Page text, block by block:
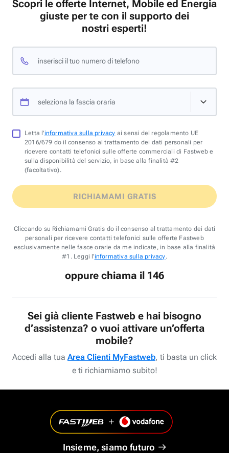
Scopri le offerte Internet, Mobile ed Energia
giuste per te con il supporto dei
nostri esperti!
inserisci il tuo numero di telefono
seleziona la fascia oraria
Letta l'informativa sulla privacy ai sensi del regolamento UE
2016/679 do il consenso al trattamento dei dati personali per
ricevere contatti telefonici sulle offerte commerciali di Fastweb e
sulla disponibilità del servizio, in base alla finalità #2
(facoltativo).
RICHIAMAMI GRATIS
Cliccando su Richiamami Gratis do il consenso al trattamento dei dati
personali per ricevere contatti telefonici sulle offerte Fastweb
esclusivamente nelle fasce orarie da me indicate, in base alla finalità
#1. Leggi l'informativa sulla privacy.
oppure chiama il 146
Sei già cliente Fastweb e hai bisogno
d’assistenza? o vuoi attivare un’offerta
mobile?
Accedi alla tua Area Clienti MyFastweb, ti basta un click
e ti richiamiamo subito!
Insieme, siamo futuro